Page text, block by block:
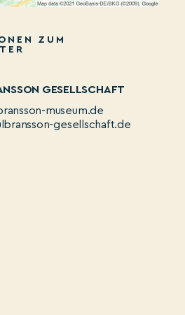
ZUM
GESELLSCHAFT
museum.de
gesellschaft.de